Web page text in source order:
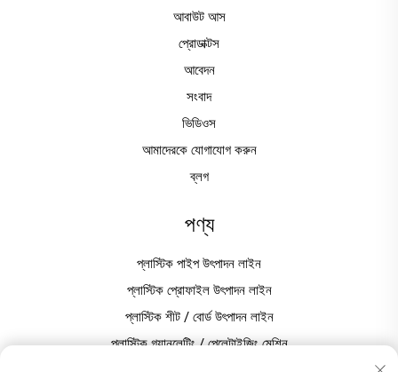
আবাউট আস
প্রোডাক্টস
আবেদন
সংবাদ
ভিডিওস
আমাদেরকে যোগাযোগ করুন
ব্লগ
পণ্য
প্লাস্টিক পাইপ উৎপাদন লাইন
প্লাস্টিক প্রোফাইল উৎপাদন লাইন
প্লাস্টিক শীট / বোর্ড উৎপাদন লাইন
প্লাস্টিক গ্র্যানুলেটিং / পেলেটাইজিং মেশিন